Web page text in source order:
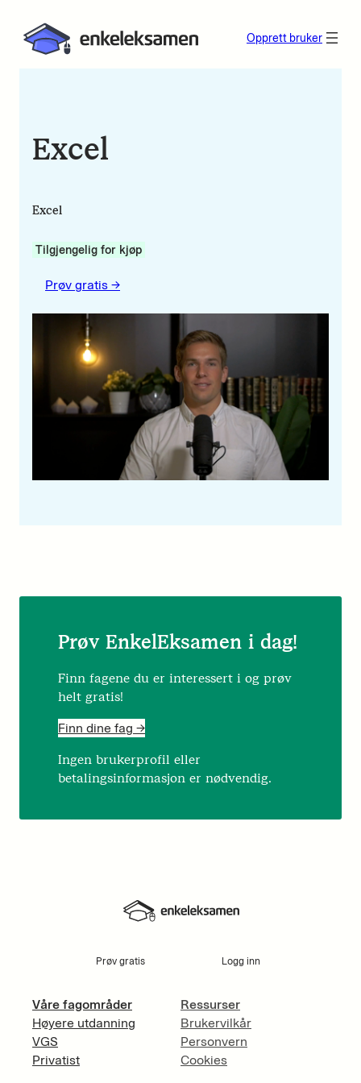
Opprett bruker
Excel
Excel
Tilgjengelig for kjøp
Prøv gratis ->
Prøv EnkelEksamen i dag!
Finn fagene du er interessert i og prøv
helt gratis!
Finn dine fag ->
Ingen brukerprofil eller
betalingsinformasjon er nødvendig.
Prøv gratis Logg inn
Våre fagområder
Høyere utdanning
VGS
Privatist
Ressurser
Brukervilkår
Personvern
Cookies